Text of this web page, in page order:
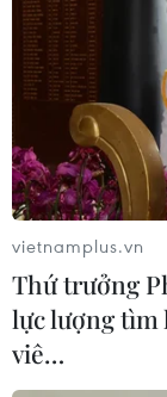
vietnamplus.vn
Thứ trưởng
lực lượng tìm
viê…